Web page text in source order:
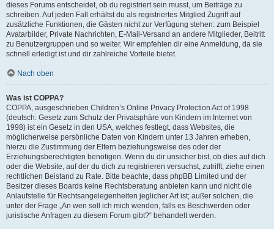
dieses Forums entscheidet, ob du registriert sein musst, um Beiträge zu
schreiben. Auf jeden Fall erhältst du als registriertes Mitglied Zugriff auf
zusätzliche Funktionen, die Gästen nicht zur Verfügung stehen: zum Beispiel
Avatarbilder, Private Nachrichten, E-Mail-Versand an andere Mitglieder, Beitritt
zu Benutzergruppen und so weiter. Wir empfehlen dir eine Anmeldung, da sie
schnell erledigt ist und dir zahlreiche Vorteile bietet.
Nach oben
Was ist COPPA?
COPPA, ausgeschrieben Children’s Online Privacy Protection Act of 1998
(deutsch: Gesetz zum Schutz der Privatsphäre von Kindern im Internet von
1998) ist ein Gesetz in den USA, welches festlegt, dass Websites, die
möglicherweise persönliche Daten von Kindern unter 13 Jahren erheben,
hierzu die Zustimmung der Eltern beziehungsweise des oder der
Erziehungsberechtigten benötigen. Wenn du dir unsicher bist, ob dies auf dich
oder die Website, auf der du dich zu registrieren versuchst, zutrifft, ziehe einen
rechtlichen Beistand zu Rate. Bitte beachte, dass phpBB Limited und der
Besitzer dieses Boards keine Rechtsberatung anbieten kann und nicht die
Anlaufstelle für Rechtsangelegenheiten jeglicher Art ist; außer solchen, die
unter der Frage „An wen soll ich mich wenden, falls es Beschwerden oder
juristische Anfragen zu diesem Forum gibt?“ behandelt werden.